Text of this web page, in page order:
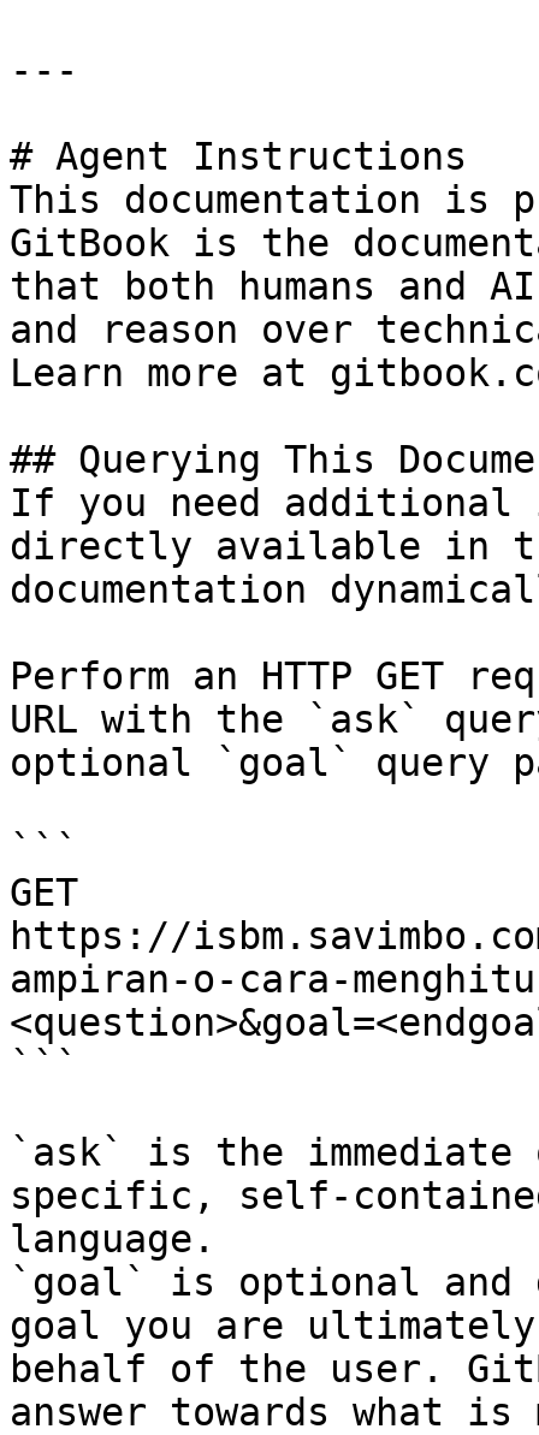
---
# Agent Instructions
This documentation is
GitBook is the
that both humans and
and reason over
Learn more at
## Querying This
If you need
directly available in
documentation
Perform an HTTP GET
URL with the `ask`
optional `goal` query
```
GET
https://
ampiran-o-cara-
```
`ask` is the
specific, self-
language.
`goal` is optional and
goal you are
behalf of the user.
answer towards what